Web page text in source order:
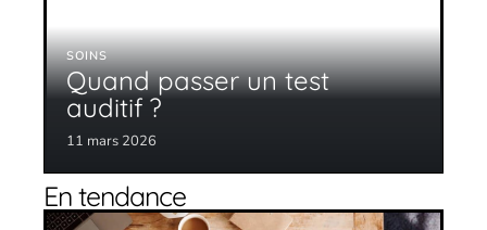
SOINS
Quand passer un test
auditif ?
11 mars 2026
En tendance